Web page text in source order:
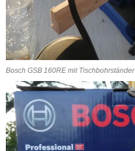
Bosch GSB 160RE mit Tischbohrständer